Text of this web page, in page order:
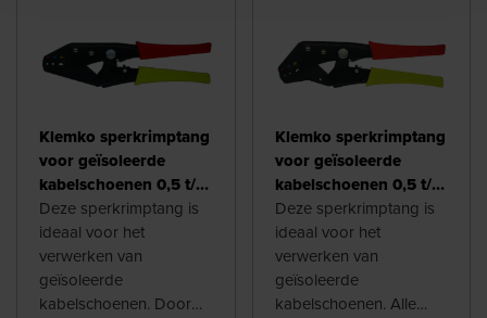
Klemko sperkrimptang
voor geïsoleerde
kabelschoenen 0,5 t/m
6,0 mm², recht
Deze sperkrimptang is
ideaal voor het
verwerken van
geïsoleerde
kabelschoenen. Door
Klemko sperkrimptang
voor geïsoleerde
kabelschoenen 0,5 t/m
6,0 mm², 45°
Deze sperkrimptang is
ideaal voor het
verwerken van
geïsoleerde
kabelschoenen. Alle